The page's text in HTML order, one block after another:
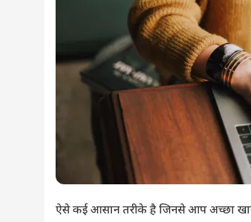
ऐसे कई आसान तरीके है जिनसे आप अच्छा